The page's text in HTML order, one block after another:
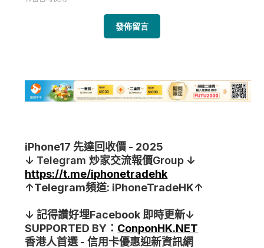
iPhone17 先達回收價 - 2025
↓ Telegram 炒家交流報價Group ↓
https://t.me/iphonetradehk
↑Telegram頻道: iPhoneTradeHK↑
↓ 記得讚好埋Facebook 即時更新↓
SUPPORTED BY： ConponHK.NET
香港人首選 - 信用卡優惠迎新資訊網